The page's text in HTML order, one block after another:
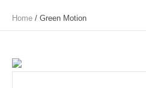
Home / Green Motion